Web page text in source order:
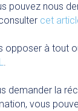
pouvez nous
cet
opposer à tout
.
demander la
vous